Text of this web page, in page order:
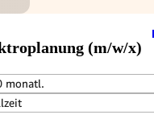
(m/w/x)
monatl.